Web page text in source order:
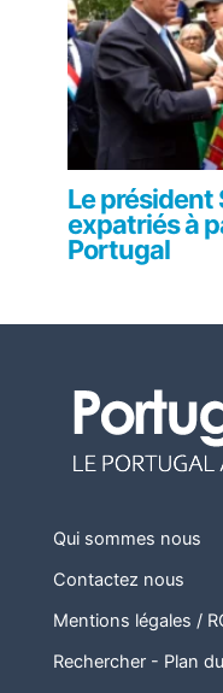
Le président
expatriés à
Portugal
Qui sommes nous
Contactez nous
Mentions légales /
Rechercher- Plan